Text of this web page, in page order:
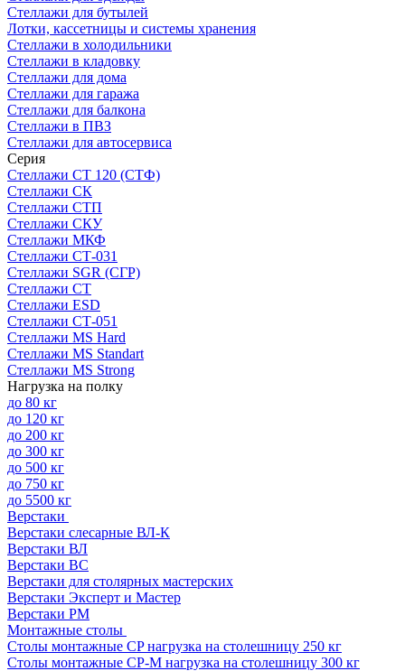
Стеллажи для бутылей
Лотки, кассетницы и системы хранения
Стеллажи в холодильники
Стеллажи в кладовку
Стеллажи для дома
Стеллажи для гаража
Стеллажи для балкона
Стеллажи в ПВЗ
Стеллажи для автосервиса
Серия
Стеллажи СТ 120 (СТФ)
Стеллажи СК
Стеллажи СТП
Стеллажи СКУ
Стеллажи МКФ
Стеллажи СТ-031
Стеллажи SGR (СГР)
Стеллажи СТ
Стеллажи ESD
Стеллажи СТ-051
Стеллажи MS Hard
Стеллажи MS Standart
Стеллажи MS Strong
Нагрузка на полку
до 80 кг
до 120 кг
до 200 кг
до 300 кг
до 500 кг
до 750 кг
до 5500 кг
Верстаки
Верстаки слесарные ВЛ-К
Верстаки ВЛ
Верстаки ВС
Верстаки для столярных мастерских
Верстаки Эксперт и Мастер
Верстаки РМ
Монтажные столы
Столы монтажные СP нагрузка на столешницу 250 кг
Столы монтажные СР-М нагрузка на столешницу 300 кг